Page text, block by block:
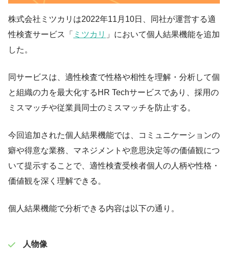
株式会社ミツカリは2022年11月10日、同社が運営する適
性検査サービス「 ミツカリ 」において個人結果機能を追加
した。
同サービスは、適性検査で性格や相性を理解・分析して個
と組織の力を最大化するHR Techサービスであり、採用の
ミスマッチや従業員同士のミスマッチを防止する。
今回追加された個人結果機能では、コミュニケーションの
癖や得意な業務、マネジメントや意思決定等の価値観につ
いて提示することで、適性検査受検者個人の人柄や性格・
価値観を深く理解できる。
個人結果機能で分析できる内容は以下の通り。
人物像